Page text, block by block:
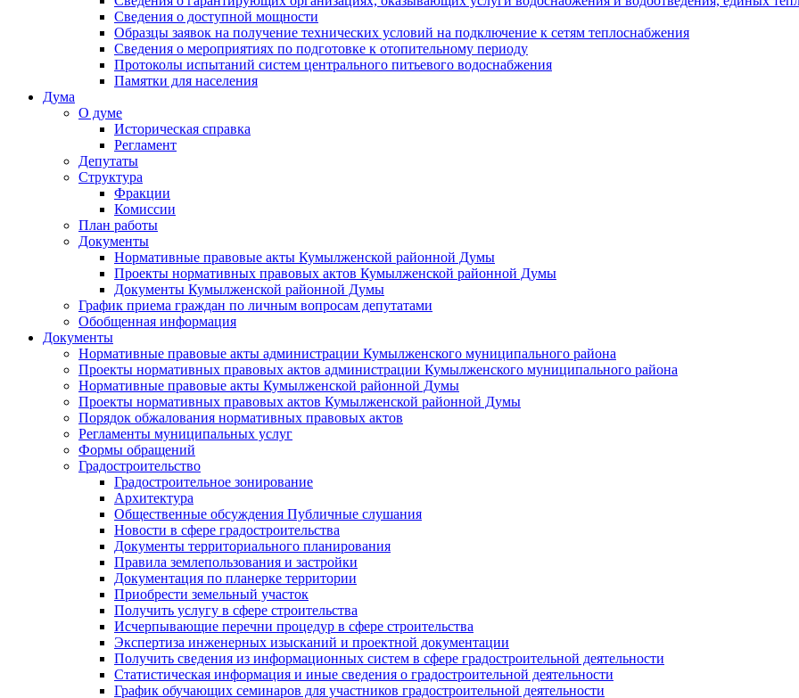
Сведения о доступной мощности
Образцы заявок на получение технических условий на подключение к сетям теплоснабжения
Сведения о мероприятиях по подготовке к отопительному периоду
Протоколы испытаний систем центрального питьевого водоснабжения
Памятки для населения
Дума
О думе
Историческая справка
Регламент
Депутаты
Структура
Фракции
Комиссии
План работы
Документы
Нормативные правовые акты Кумылженской районной Думы
Проекты нормативных правовых актов Кумылженской районной Думы
Документы Кумылженской районной Думы
График приема граждан по личным вопросам депутатами
Обобщенная информация
Документы
Нормативные правовые акты администрации Кумылженского муниципального района
Проекты нормативных правовых актов администрации Кумылженского муниципального района
Нормативные правовые акты Кумылженской районной Думы
Проекты нормативных правовых актов Кумылженской районной Думы
Порядок обжалования нормативных правовых актов
Регламенты муниципальных услуг
Формы обращений
Градостроительство
Градостроительное зонирование
Архитектура
Общественные обсуждения Публичные слушания
Новости в сфере градостроительства
Документы территориального планирования
Правила землепользования и застройки
Документация по планерке территории
Приобрести земельный участок
Получить услугу в сфере строительства
Исчерпывающие перечни процедур в сфере строительства
Экспертиза инженерных изысканий и проектной документации
Получить сведения из информационных систем в сфере градостроительной деятельности
Статистическая информация и иные сведения о градостроительной деятельности
График обучающих семинаров для участников градостроительной деятельности